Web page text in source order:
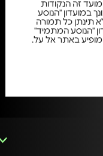
זה הנקודות
במועדון "הנוסע
תינתן כל תמורה
"הנוסע המתמיד"
באתר אל על.